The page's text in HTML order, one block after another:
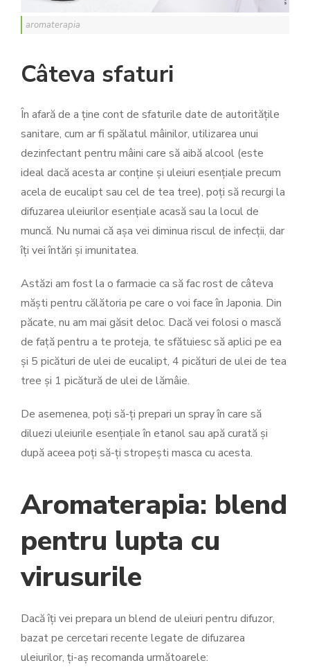
aromaterapia
Câteva sfaturi
În afară de a ține cont de sfaturile date de autoritățile
sanitare, cum ar fi spălatul mâinilor, utilizarea unui
dezinfectant pentru mâini care să aibă alcool (este
ideal dacă acesta ar conține și uleiuri esențiale precum
acela de eucalipt sau cel de tea tree), poți să recurgi la
difuzarea uleiurilor esențiale acasă sau la locul de
muncă. Nu numai că așa vei diminua riscul de infecții, dar
îți vei întări și imunitatea.
Astăzi am fost la o farmacie ca să fac rost de câteva
măști pentru călătoria pe care o voi face în Japonia. Din
păcate, nu am mai găsit deloc. Dacă vei folosi o mască
de față pentru a te proteja, te sfătuiesc să aplici pe ea
și 5 picături de ulei de eucalipt, 4 picături de ulei de tea
tree și 1 picătură de ulei de lămâie.
De asemenea, poți să-ți prepari un spray în care să
diluezi uleiurile esențiale în etanol sau apă curată și
după aceea poți să-ți stropești masca cu acesta.
Aromaterapia: blend
pentru lupta cu
virusurile
Dacă îți vei prepara un blend de uleiuri pentru difuzor,
bazat pe cercetari recente legate de difuzarea
uleiurilor, ți-aș recomanda următoarele: